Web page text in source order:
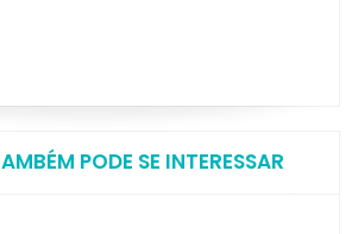
PODE SE INTERESSAR